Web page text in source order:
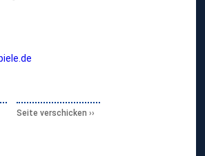
Seite verschicken